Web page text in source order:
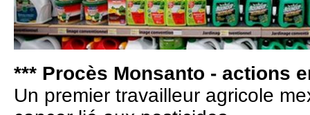
*** Procès Monsanto - actions
Un premier travailleur agricole